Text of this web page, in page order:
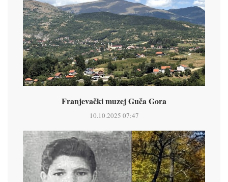
Franjevački muzej Guča Gora
10.10.2025 07:47